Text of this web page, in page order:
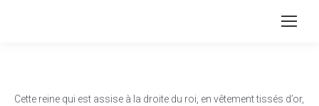
Cette reine qui est assise à la droite du roi, en vêtement tissés d’or,